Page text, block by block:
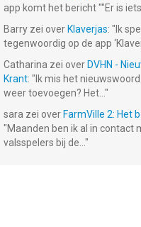
app komt het bericht ""Er is iets...
Barry zei over Klaverjas: " Ik
tegenwoordig op de app
Catharina zei over DVHN -
Krant: " Ik mis het
weer toevoegen? Het... "
sara zei over FarmVille 2: Het
"Maanden ben ik al in contact
valsspelers bij de... "